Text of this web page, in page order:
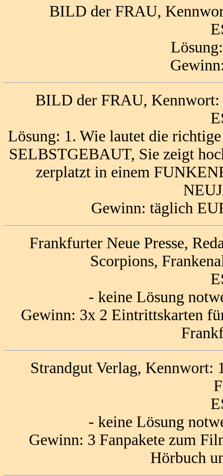
BILD der FRAU,
BILD der FRAU, Kennwort:
Lösung: 1. Wie lautet die
SELBSTGEBAUT, Sie zeigt
zerplatzt in einem
Gewinn: täglich
Frankfurter Neue Presse,
Scorpions,
- keine Lösung
Gewinn: 3x 2 Eintrittskarten
Strandgut Verlag, Kennwort:
- keine Lösung
Gewinn: 3 Fanpakete zum
Hörbuch